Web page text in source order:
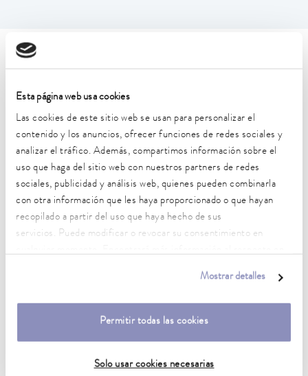
Esta página web usa cookies
Las cookies de este sitio web se usan para personalizar el
contenido y los anuncios, ofrecer funciones de redes sociales y
analizar el tráfico. Además, compartimos información sobre el
uso que haga del sitio web con nuestros partners de redes
sociales, publicidad y análisis web, quienes pueden combinarla
con otra información que les haya proporcionado o que hayan
recopilado a partir del uso que haya hecho de sus
servicios. Puede modificar o revocar su consentimiento en
Mostrar detalles
Permitir todas las cookies
Solo usar cookies necesarias
Características técnicas (según
DIN 12876)
Rango de temperatura de trabajo
30 ... 300 °C
Rango de temperatura de trabajo con refrigeración por
agua
20 ... 300 °C
Rango de temperatura de funcionamiento
Estabilidad de temperatura
0.01 ± K
Potencia calorífica máx.